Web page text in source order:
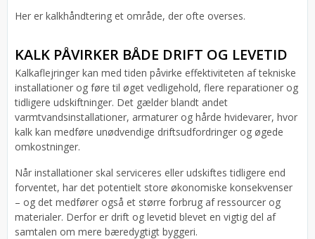
Her er kalkhåndtering et område, der ofte overses.
KALK PÅVIRKER BÅDE DRIFT OG LEVETID
Kalkaflejringer kan med tiden påvirke effektiviteten af tekniske
installationer og føre til øget vedligehold, flere reparationer og
tidligere udskiftninger. Det gælder blandt andet
varmtvandsinstallationer, armaturer og hårde hvidevarer, hvor
kalk kan medføre unødvendige driftsudfordringer og øgede
omkostninger.
Når installationer skal serviceres eller udskiftes tidligere end
forventet, har det potentielt store økonomiske konsekvenser
– og det medfører også et større forbrug af ressourcer og
materialer. Derfor er drift og levetid blevet en vigtig del af
samtalen om mere bæredygtigt byggeri.